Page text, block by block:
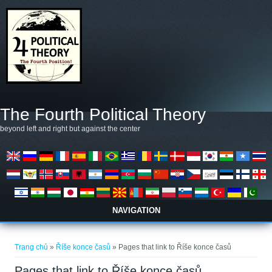
The Fourth Political Theory
beyond left and right but against the center
NAVIGATION
Bạn đang ở đây
Trang chủ » Říše konce časů » Pages that link to Říše konce časů